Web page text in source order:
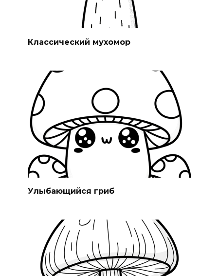
Классический мухомор
Улыбающийся гриб